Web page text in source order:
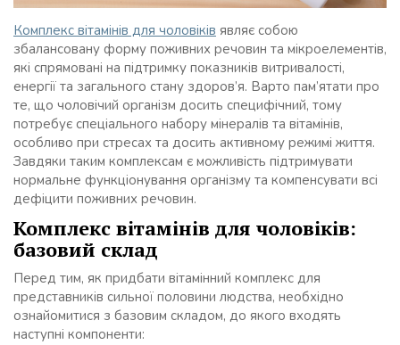
Комплекс вітамінів для чоловіків являє собою
збалансовану форму поживних речовин та мікроелементів,
які спрямовані на підтримку показників витривалості,
енергії та загального стану здоров’я. Варто пам’ятати про
те, що чоловічий організм досить специфічний, тому
потребує спеціального набору мінералів та вітамінів,
особливо при стресах та досить активному режимі життя.
Завдяки таким комплексам є можливість підтримувати
нормальне функціонування організму та компенсувати всі
дефіцити поживних речовин.
Комплекс вітамінів для чоловіків:
базовий склад
Перед тим, як придбати вітамінний комплекс для
представників сильної половини людства, необхідно
ознайомитися з базовим складом, до якого входять
наступні компоненти: